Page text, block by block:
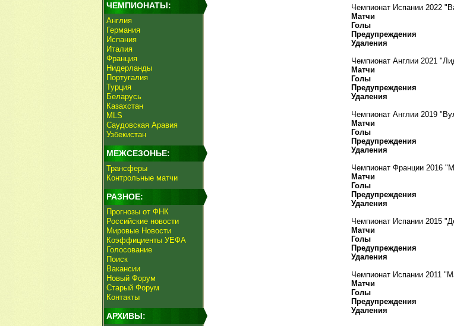
ЧЕМПИОНАТЫ:
Англия
Германия
Испания
Италия
Франция
Нидерланды
Португалия
Турция
Беларусь
Казахстан
MLS
Саудовская Аравия
Узбекистан
МЕЖСЕЗОНЬЕ:
Трансферы
Контрольные матчи
РАЗНОЕ:
Прогнозы от ФНК
Российские новости
Мировые Новости
Коэффициенты УЕФА
Голосование
Поиск
Вакансии
Новый Форум
Старый Форум
Контакты
АРХИВЫ:
Чемпионат Испании 2022
Матчи
Голы
Предупреждения
Удаления
Чемпионат Англии 2021
Матчи
Голы
Предупреждения
Удаления
Чемпионат Англии 2019
Матчи
Голы
Предупреждения
Удаления
Чемпионат Франции 2016
Матчи
Голы
Предупреждения
Удаления
Чемпионат Испании 2015
Матчи
Голы
Предупреждения
Удаления
Чемпионат Испании 2011
Матчи
Голы
Предупреждения
Удаления